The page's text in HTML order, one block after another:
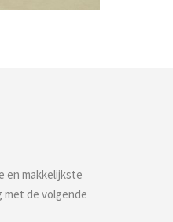
en makkelijkste
met de volgende